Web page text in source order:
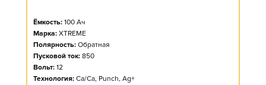
Ёмкость: 100 Ач
Марка: XTREME
Полярность: Обратная
Пусковой ток: 850
Вольт: 12
Технология: Ca/Ca, Punch, Ag+